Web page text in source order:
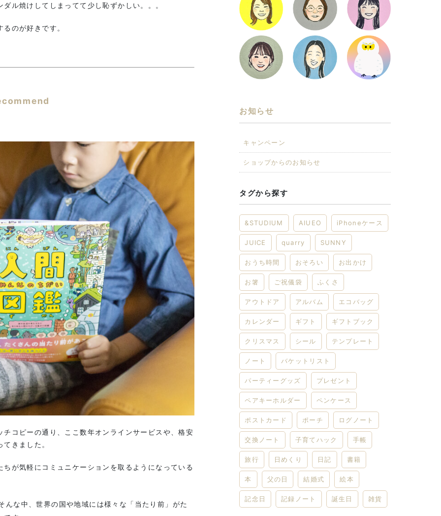
ル焼けしてしまってて少し恥ずかしい。。。
のが好きです。
コピーの通り、ここ数年オンラインサービスや、格安
きました。
が気軽にコミュニケーションを取るようになっている
んな中、世界の国や地域には様々な「当たり前」がた
お知らせ
キャンペーン
ショップからのお知らせ
タグから探す
&STUDIUM AIUEO iPhoneケース
JUICE quarry SUNNY
おうち時間 おそろい お出かけ
お箸 ご祝儀袋 ふくさ
アウトドア アルバム エコバッグ
カレンダー ギフト ギフトブック
クリスマス シール テンプレート
ノート バケットリスト
パーティーグッズ プレゼント
ペアキーホルダー ペンケース
ポストカード ポーチ ログノート
交換ノート 子育てハック 手帳
旅行 日めくり 日記 書籍
本 父の日 結婚式 絵本
記念日 記録ノート 誕生日 雑貨